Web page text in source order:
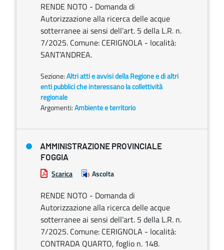
RENDE NOTO - Domanda di
Autorizzazione alla ricerca delle acque
sotterranee ai sensi dell’art. 5 della L.R. n.
7/2025. Comune: CERIGNOLA - località:
SANT’ANDREA.
Sezione:Altri atti e avvisi della Regione e di altri
enti pubblici che interessano la collettività
regionale
Argomenti:Ambiente e territorio
AMMINISTRAZIONE PROVINCIALE
FOGGIA
Scarica Ascolta
RENDE NOTO - Domanda di
Autorizzazione alla ricerca delle acque
sotterranee ai sensi dell’art. 5 della L.R. n.
7/2025. Comune: CERIGNOLA - località:
CONTRADA QUARTO, foglio n. 148.